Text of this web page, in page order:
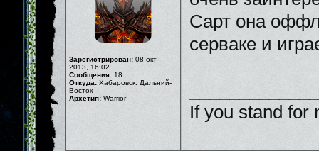
Зарегистрирован: 08 окт
2013, 16:02
Сообщения: 18
Откуда: Хабаровск. Дальний-
Восток
Архетип: Warrior
Сарт она
серваке и
If you stand for